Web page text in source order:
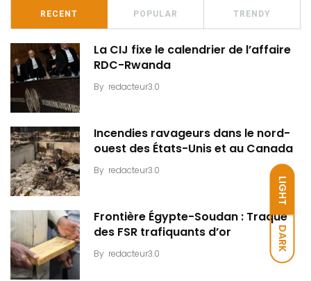
LIGHT
DARK
RECENT POPULAR TRENDY
La CIJ fixe le calendrier de l’affaire
RDC-Rwanda
By redacteur3.0
Incendies ravageurs dans le nord-
ouest des États-Unis et au Canada
By redacteur3.0
Frontière Égypte-Soudan : Traque
des FSR trafiquants d’or
By redacteur3.0